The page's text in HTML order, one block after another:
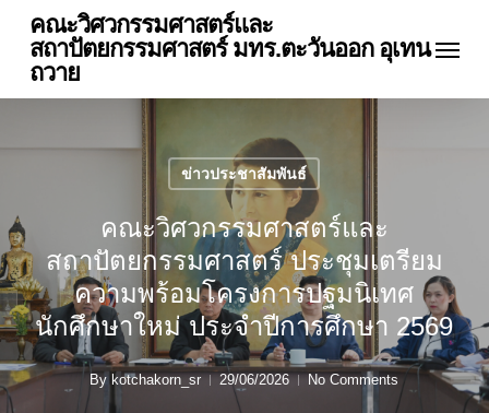
main
content
คณะวิศวกรรมศาสตร์และ
สถาปัตยกรรมศาสตร์ มทร.ตะวันออก อุเทน
ถวาย
Menu
ข่าวประชาสัมพันธ์
คณะวิศวกรรมศาสตร์และ
สถาปัตยกรรมศาสตร์ ประชุมเตรียม
ความพร้อมโครงการปฐมนิเทศ
นักศึกษาใหม่ ประจำปีการศึกษา 2569
By kotchakorn_sr 29/06/2026 No Comments